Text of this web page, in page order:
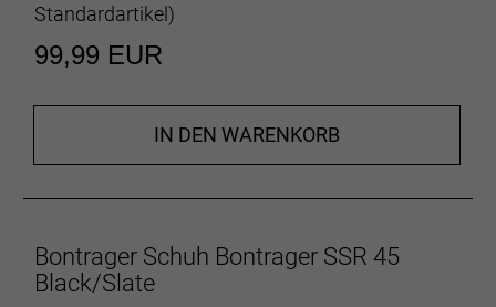
Standardartikel)
99,99 EUR
IN DEN WARENKORB
Bontrager Schuh Bontrager SSR 45
Black/Slate